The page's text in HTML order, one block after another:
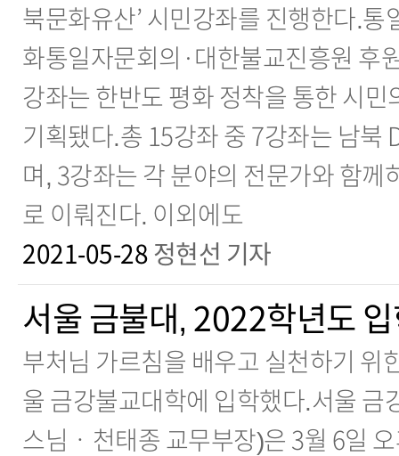
북문화유산’ 시민강좌를 진행한다.통
화통일자문회의·대한불교진흥원 후
강좌는 한반도 평화 정착을 통한 시민
기획됐다.총 15강좌 중 7강좌는 남북
며, 3강좌는 각 분야의 전문가와 함께
로 이뤄진다. 이외에도
2021-05-28 정현선 기자
서울 금불대, 2022학년도
부처님 가르침을 배우고 실천하기 위
울 금강불교대학에 입학했다.서울 금
스님ㆍ천태종 교무부장)은 3월 6일